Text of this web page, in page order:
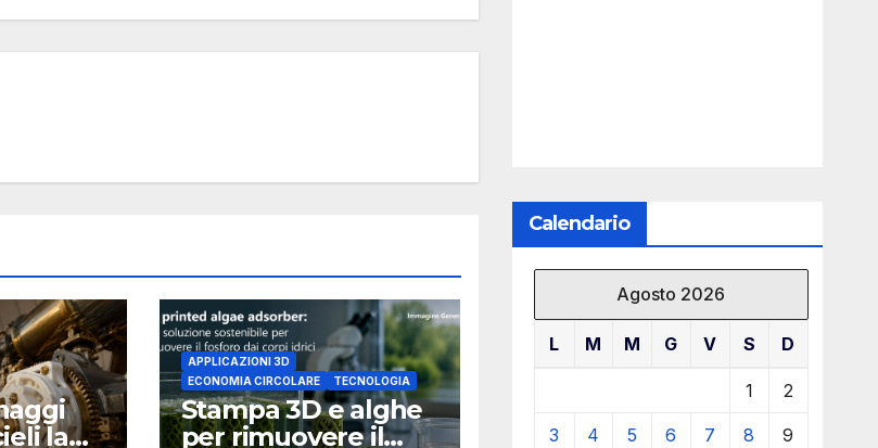
la
APPLICAZIONI 3D
ECONOMIA CIRCOLARE
TECNOLOGIA
Stampa 3D e alghe
per rimuovere il
Calendario
Agosto 2026
L M M G V S D
1 2
3 4 5 6 7 8 9